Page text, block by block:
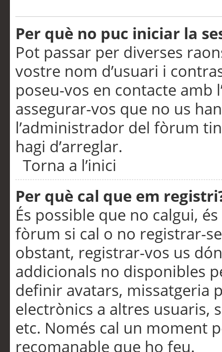
Per què no puc iniciar la
Pot passar per diverses
vostre nom d’usuari i
poseu-vos en contacte
assegurar-vos que no us
l’administrador del fòrum
hagi d’arreglar.
Torna a l’inici
Per què cal que em
És possible que no calgui,
fòrum si cal o no registrar-
obstant, registrar-vos us
addicionals no disponibles
definir avatars, missatgeria
electrònics a altres usuaris,
etc. Només cal un moment
recomanable que ho feu.